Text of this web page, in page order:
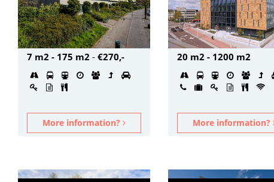
7 m2 - 175 m2 - €270,-
More information?
20 m2 - 1200 m2
More information?